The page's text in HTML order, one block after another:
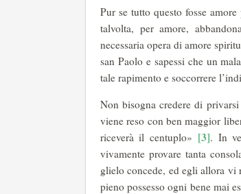
Pur se tutto questo fosse
talvolta, per amore,
necessaria opera di amore
san Paolo e sapessi che un
tale rapimento e soccorrere
Non bisogna credere di
viene reso con ben maggior
riceverà il centuplo» [3]. In
vivamente provare tanta
glielo concede, ed egli allora vi
pieno possesso ogni bene mai